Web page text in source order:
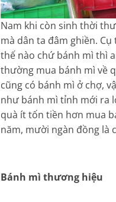
Nam khi còn sinh thời
mà dân ta đâm ghiền.
thế nào chứ bánh mì thì
thường mua bánh mì về
cũng có bánh mì ở chợ,
như bánh mì tỉnh mới ra
quà ít tốn tiền hơn mua
năm, mười ngàn đồng là
Bánh mì thương hiệu